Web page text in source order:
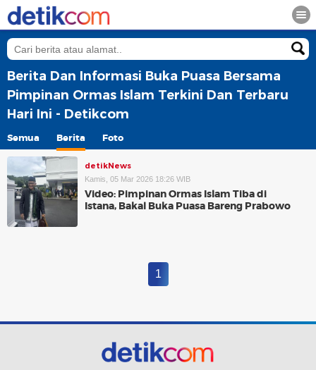
Berita Dan Informasi Buka Puasa Bersama
Pimpinan Ormas Islam Terkini Dan Terbaru
Hari Ini - Detikcom
Semua Berita Foto
detikNews
Kamis, 05 Mar 2026 18:26 WIB
Video: Pimpinan Ormas Islam Tiba di
Istana, Bakal Buka Puasa Bareng Prabowo
1